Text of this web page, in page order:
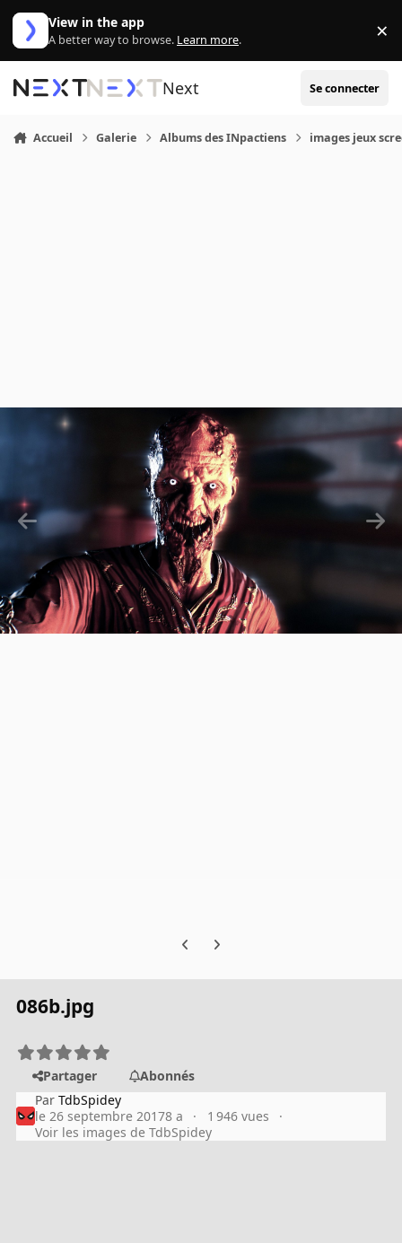
Aller au contenu
View in the app
A better way to browse. Learn more. ×
Next Se connecter
Accueil Galerie Albums des INpactiens images jeux
Previous carousel slide
Next carousel slide
086b.jpg
Partager
Abonnés
ParTdbSpidey
le 26 septembre 20178 a
1 946 vues
Voir les images de TdbSpidey